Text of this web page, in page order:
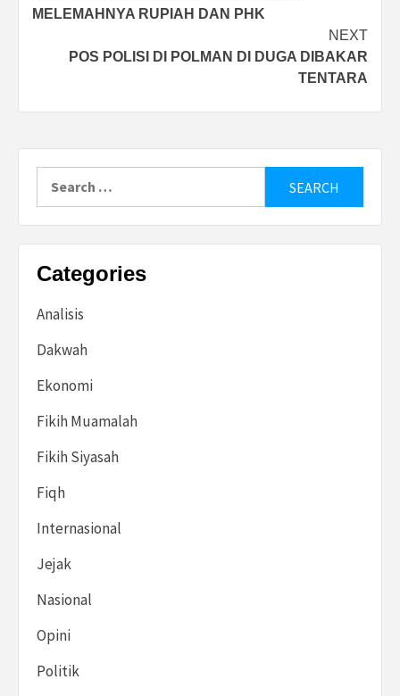
MELEMAHNYA RUPIAH DAN PHK
NEXT
POS POLISI DI POLMAN DI DUGA DIBAKAR
TENTARA
Categories
Analisis
Dakwah
Ekonomi
Fikih Muamalah
Fikih Siyasah
Fiqh
Internasional
Jejak
Nasional
Opini
Politik